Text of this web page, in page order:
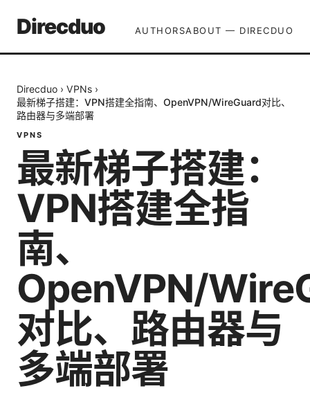
Direcduo AUTHORSABOUT — DIRECDUO
Direcduo › VPNs ›
最新梯子搭建：VPN搭建全指南、OpenVPN/WireGuard对比、
路由器与多端部署
VPNS
最新梯子搭建：
VPN搭建全指
南、
OpenVPN/
对比、路由器与
多端部署